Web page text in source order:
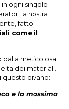
ogni singolo
la nostra
fatto
come il
dalla meticolosa
dei materiali.
questo divano:
e la massima